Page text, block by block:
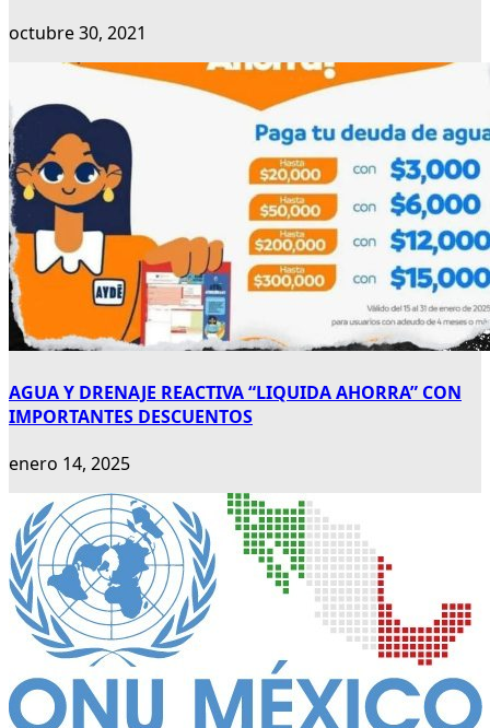
octubre 30, 2021
AGUA Y DRENAJE REACTIVA “LIQUIDA AHORRA” CON
IMPORTANTES DESCUENTOS
enero 14, 2025